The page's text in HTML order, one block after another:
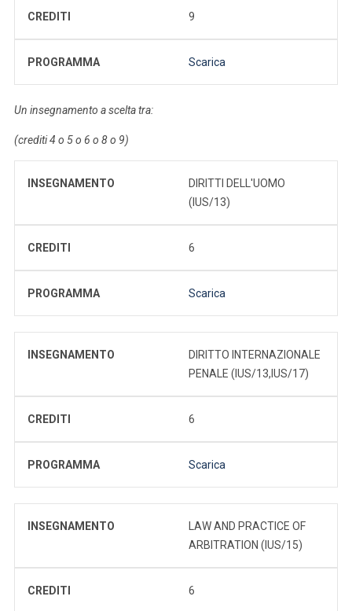
CREDITI 9
PROGRAMMA Scarica
Un insegnamento a scelta tra:
(crediti 4 o 5 o 6 o 8 o 9)
INSEGNAMENTO
DIRITTI DELL'UOMO
(IUS/13)
CREDITI 6
PROGRAMMA Scarica
INSEGNAMENTO
DIRITTO INTERNAZIONALE
PENALE (IUS/13,IUS/17)
CREDITI 6
PROGRAMMA Scarica
INSEGNAMENTO
LAW AND PRACTICE OF
ARBITRATION (IUS/15)
CREDITI 6